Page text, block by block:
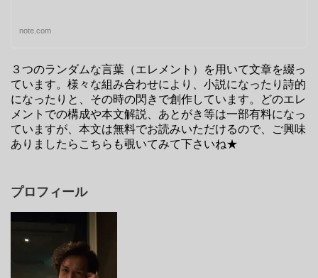
note.com
３つのランダムな言葉（エレメント）を用いて文章を綴っ
ています。様々な組み合わせにより、小説になったり詩的
になったりと、その時の閃きで創作しています。どのエレ
メントでの構成や本文解説、あとがき等は一部有料になっ
ていますが、本文は無料でお読みいただけるので、ご興味
ありましたらこちらも覗いてみて下さいね★
プロフィール